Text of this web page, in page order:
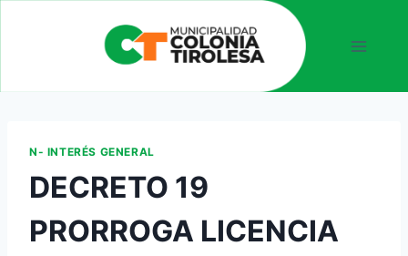
N- INTERÉS GENERAL
DECRETO 19
PRORROGA LICENCIA